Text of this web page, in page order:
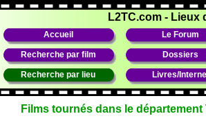
L2TC.com - Lieux
Accueil Le Forum
Recherche par film Dossiers
Recherche par lieu Livres/
Films tournés dans le